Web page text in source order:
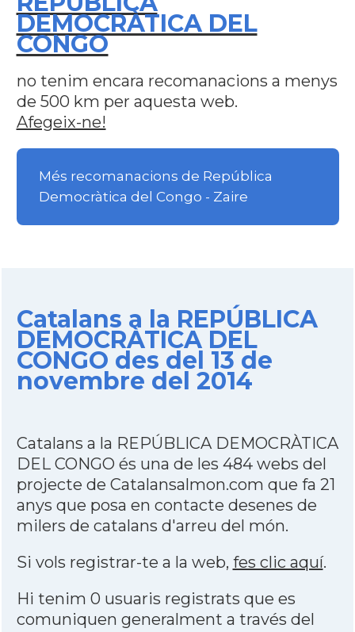
DEMOCRÀTICA DEL
CONGO
no tenim encara recomanacions a menys
de 500 km per aquesta web.
Afegeix-ne!
Més recomanacions de República
Democràtica del Congo - Zaire
Catalans a la REPÚBLICA
DEMOCRÀTICA DEL
CONGO des del 13 de
novembre del 2014
Catalans a la REPÚBLICA DEMOCRÀTICA
DEL CONGO és una de les 484 webs del
projecte de Catalansalmon.com que fa 21
anys que posa en contacte desenes de
milers de catalans d'arreu del món.
Si vols registrar-te a la web, fes clic aquí.
Hi tenim 0 usuaris registrats que es
comuniquen generalment a través del